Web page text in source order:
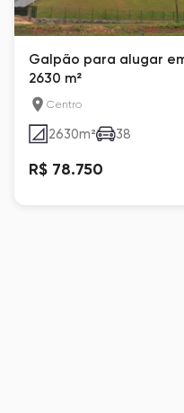
Galpão para alugar
2630 m²
Centro
2630m² 38
R$ 78.750